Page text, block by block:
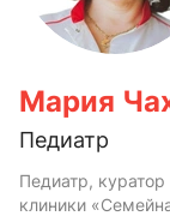
Мария
Педиатр
Педиатр,
клиники